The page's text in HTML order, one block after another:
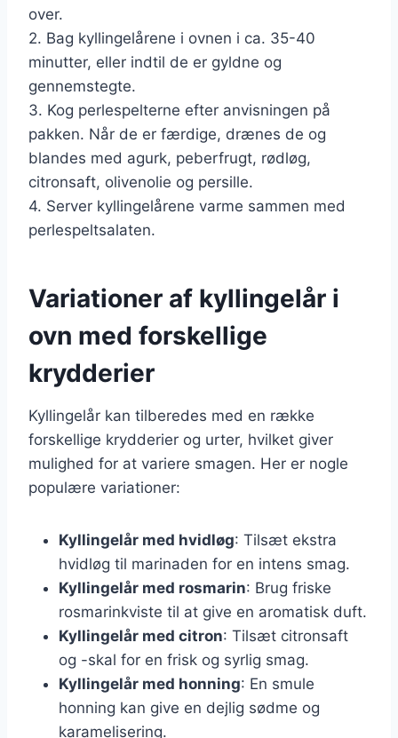
over.
2. Bag kyllingelårene i ovnen i ca. 35-40
minutter, eller indtil de er gyldne og
gennemstegte.
3. Kog perlespelterne efter anvisningen på
pakken. Når de er færdige, drænes de og
blandes med agurk, peberfrugt, rødløg,
citronsaft, olivenolie og persille.
4. Server kyllingelårene varme sammen med
perlespeltsalaten.
Variationer af kyllingelår i
ovn med forskellige
krydderier
Kyllingelår kan tilberedes med en række
forskellige krydderier og urter, hvilket giver
mulighed for at variere smagen. Her er nogle
populære variationer:
Kyllingelår med hvidløg: Tilsæt ekstra
hvidløg til marinaden for en intens smag.
Kyllingelår med rosmarin: Brug friske
rosmarinkviste til at give en aromatisk duft.
Kyllingelår med citron: Tilsæt citronsaft
og -skal for en frisk og syrlig smag.
Kyllingelår med honning: En smule
honning kan give en dejlig sødme og
karamelisering.